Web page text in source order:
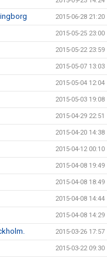
2015-06-28 21:20
2015-05-25 23:00
2015-05-22 23:59
2015-05-07 13:03
2015-05-04 12:04
2015-05-03 19:08
2015-04-29 22:51
2015-04-20 14:38
2015-04-12 00:10
2015-04-08 19:49
2015-04-08 18:49
2015-04-08 14:44
2015-04-08 14:29
2015-03-26 17:57
2015-03-22 09:30